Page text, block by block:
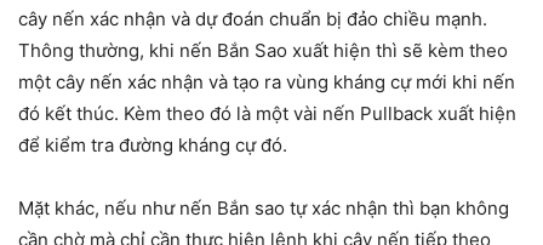
cây nến xác nhận và dự đoán chuẩn bị đảo chiều mạnh.
Thông thường, khi nến Bắn Sao xuất hiện thì sẽ kèm theo
một cây nến xác nhận và tạo ra vùng kháng cự mới khi nến
đó kết thúc. Kèm theo đó là một vài nến Pullback xuất hiện
để kiểm tra đường kháng cự đó.
Mặt khác, nếu như nến Bắn sao tự xác nhận thì bạn không
cần chờ mà chỉ cần thực hiện lệnh khi cây nến tiếp theo